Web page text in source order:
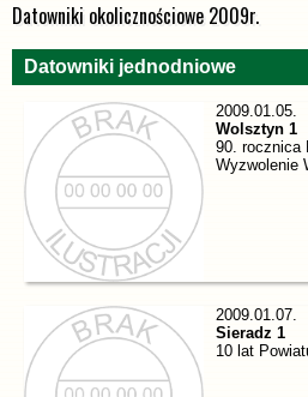
Datowniki okolicznościowe 2009r.
Datowniki jednodniowe
2009.01.05.
Wolsztyn 1
90. rocznica
Wyzwolenie
2009.01.07.
Sieradz 1
10 lat